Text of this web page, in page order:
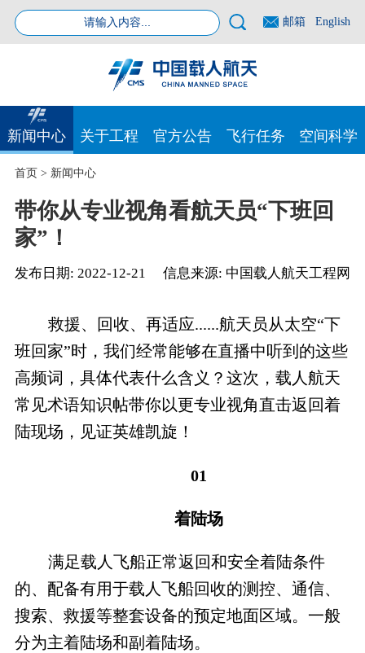
邮箱 English
新闻中心 关于工程 官方公告 飞行任务 空间科学
首页> 新闻中心
带你从专业视角看航天员“下班回
家”！
发布日期: 2022-12-21 信息来源: 中国载人航天工程网
救援、回收、再适应......航天员从太空“下
班回家”时，我们经常能够在直播中听到的这些
高频词，具体代表什么含义？这次，载人航天
常见术语知识帖带你以更专业视角直击返回着
陆现场，见证英雄凯旋！
01
着陆场
满足载人飞船正常返回和安全着陆条件
的、配备有用于载人飞船回收的测控、通信、
搜索、救援等整套设备的预定地面区域。一般
分为主着陆场和副着陆场。